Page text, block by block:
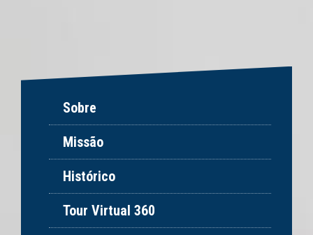
Sobre
Missão
Histórico
Tour Virtual 360